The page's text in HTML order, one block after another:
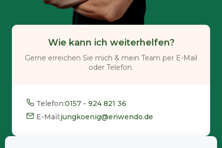
Wie kann ich weiterhelfen?
Gerne erreichen Sie mich & mein Team per E-Mail
oder Telefon.
Telefon:0157 - 924 821 36
E-Mail:jungkoenig@enwendo.de